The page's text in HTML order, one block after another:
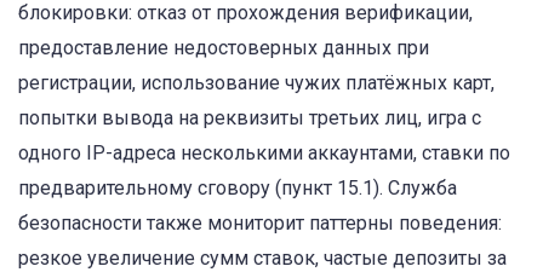
блокировки: отказ от прохождения верификации,
предоставление недостоверных данных при
регистрации, использование чужих платёжных карт,
попытки вывода на реквизиты третьих лиц, игра с
одного IP-адреса несколькими аккаунтами, ставки по
предварительному сговору (пункт 15.1). Служба
безопасности также мониторит паттерны поведения:
резкое увеличение сумм ставок, частые депозиты за